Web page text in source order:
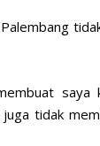
saya
tidak